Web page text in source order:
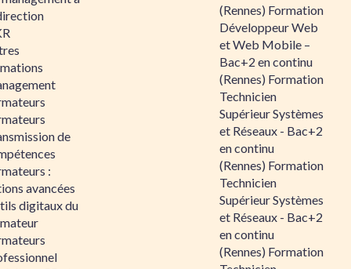
de
:
avancées
digitaux du
(Rennes) Formation
Développeur Web
et Web Mobile –
Bac+2 en continu
(Rennes) Formation
Technicien
Supérieur Systèmes
et Réseaux - Bac+2
en continu
(Rennes) Formation
Technicien
Supérieur Systèmes
et Réseaux - Bac+2
en continu
(Rennes) Formation